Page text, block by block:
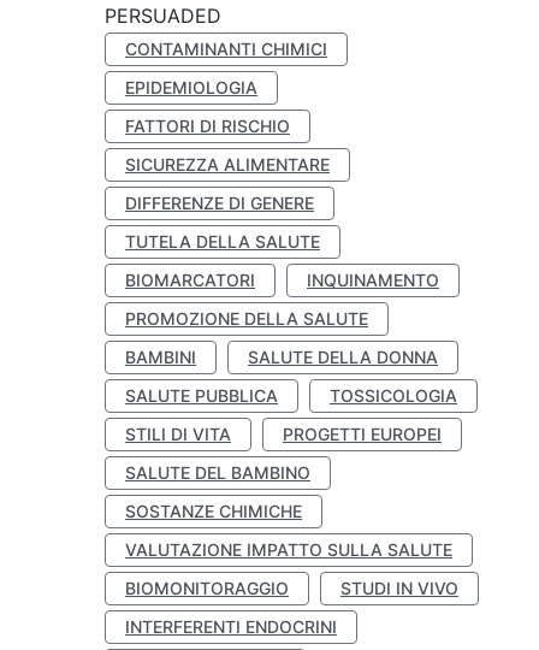
PERSUADED
CONTAMINANTI CHIMICI
EPIDEMIOLOGIA
FATTORI DI RISCHIO
SICUREZZA ALIMENTARE
DIFFERENZE DI GENERE
TUTELA DELLA SALUTE
BIOMARCATORI
INQUINAMENTO
PROMOZIONE DELLA SALUTE
BAMBINI
SALUTE DELLA DONNA
SALUTE PUBBLICA
TOSSICOLOGIA
STILI DI VITA
PROGETTI EUROPEI
SALUTE DEL BAMBINO
SOSTANZE CHIMICHE
VALUTAZIONE IMPATTO SULLA SALUTE
BIOMONITORAGGIO
STUDI IN VIVO
INTERFERENTI ENDOCRINI